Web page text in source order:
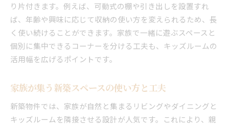
り片付きます。例えば、可動式の棚や引き出しを設置すれ
ば、年齢や興味に応じて収納の使い方を変えられるため、長
く使い続けることができます。家族で一緒に遊ぶスペースと
個別に集中できるコーナーを分ける工夫も、キッズルームの
活用幅を広げるポイントです。
家族が集う新築スペースの使い方と工夫
新築物件では、家族が自然と集まるリビングやダイニングと
キッズルームを隣接させる設計が人気です。これにより、親